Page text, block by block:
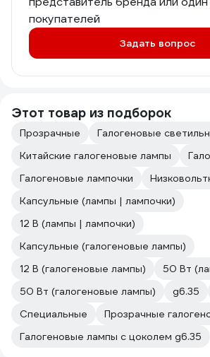
покупателей
Задать вопрос
Этот товар из подборок
Прозрачные
Галогеновые
Китайские галогеновые лампы
Галогеновые лампочки
Капсульные (лампы | лампочки)
12 В (лампы | лампочки)
Капсульные (галогеновые лампы)
12 В (галогеновые лампы)
50 Вт
50 Вт (галогеновые лампы)
g6.35
Специальные
Прозрачные
Галогеновые лампы с цоколем g6.35